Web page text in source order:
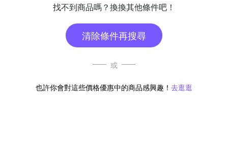
找不到商品嗎？換換其他條件吧！
清除條件再搜尋
或
也許你會對這些價格優惠中的商品感興趣！ 去逛逛